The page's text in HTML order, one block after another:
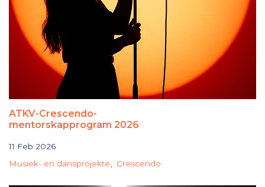
ATKV-Crescendo-
mentorskapprogram 2026
11 Feb 2026
Musiek- en dansprojekte
Crescendo